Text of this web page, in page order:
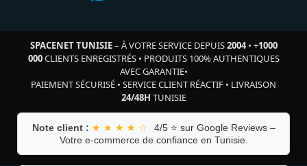
SPACENET TUNISIE– À VOTRE SERVICE DEPUIS2004• +1000
000CLIENTS ENREGISTRÉS• PRODUITS 100% AUTHENTIQUES
AVEC GARANTIE•
PAIEMENT SÉCURISÉ • SERVICE CLIENT RÉACTIF • LIVRAISON
24/48H TUNISIE
Note client : ★ ★ ★ ★ ☆
4/5 ⭐ sur Google Reviews –
Votre e-commerce de confiance en Tunisie.